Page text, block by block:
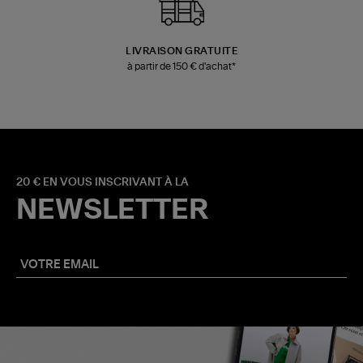
LIVRAISON GRATUITE
à partir de 150 € d'achat*
20 € EN VOUS INSCRIVANT À LA
NEWSLETTER